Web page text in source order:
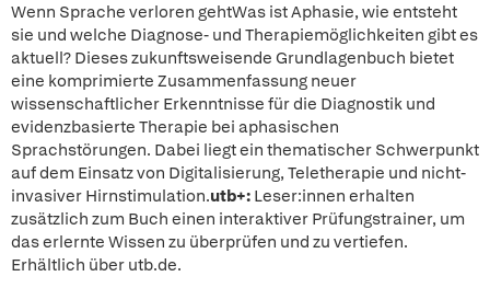
Wenn Sprache verloren gehtWas ist Aphasie, wie entsteht
sie und welche Diagnose- und Therapiemöglichkeiten gibt es
aktuell? Dieses zukunftsweisende Grundlagenbuch bietet
eine komprimierte Zusammenfassung neuer
wissenschaftlicher Erkenntnisse für die Diagnostik und
evidenzbasierte Therapie bei aphasischen
Sprachstörungen. Dabei liegt ein thematischer Schwerpunkt
auf dem Einsatz von Digitalisierung, Teletherapie und nicht-
invasiver Hirnstimulation.utb+: Leser:innen erhalten
zusätzlich zum Buch einen interaktiver Prüfungstrainer, um
das erlernte Wissen zu überprüfen und zu vertiefen.
Erhältlich über utb.de.